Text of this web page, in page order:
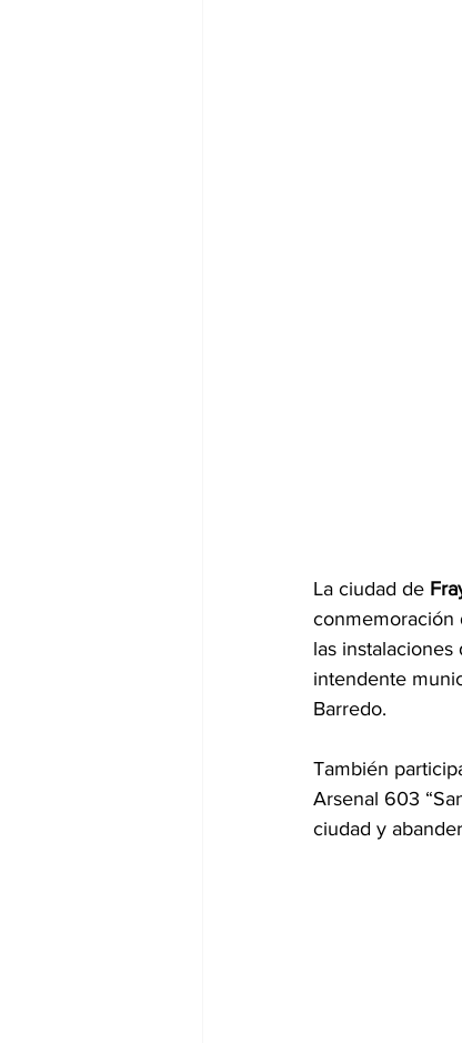
La ciudad de
conmemoración
las instalaciones
intendente
Barredo.
También
Arsenal 603
ciudad y